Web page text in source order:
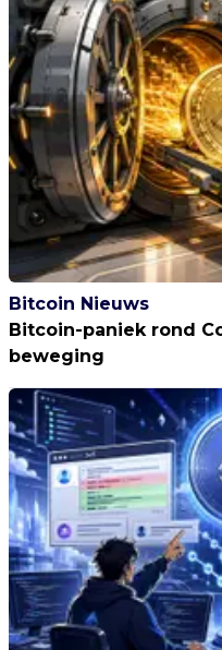
Bitcoin Nieuws
Bitcoin-paniek rond
beweging